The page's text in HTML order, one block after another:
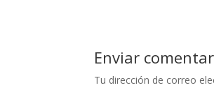
Enviar
Tu dirección de correo